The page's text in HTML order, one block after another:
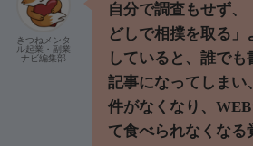
きつねメンタ
ル起業・副業
ナビ編集部
自分で調査もせず、
どしで相撲を取る」
していると、誰でも
記事になってしまい
件がなくなり、
て食べられなくなる